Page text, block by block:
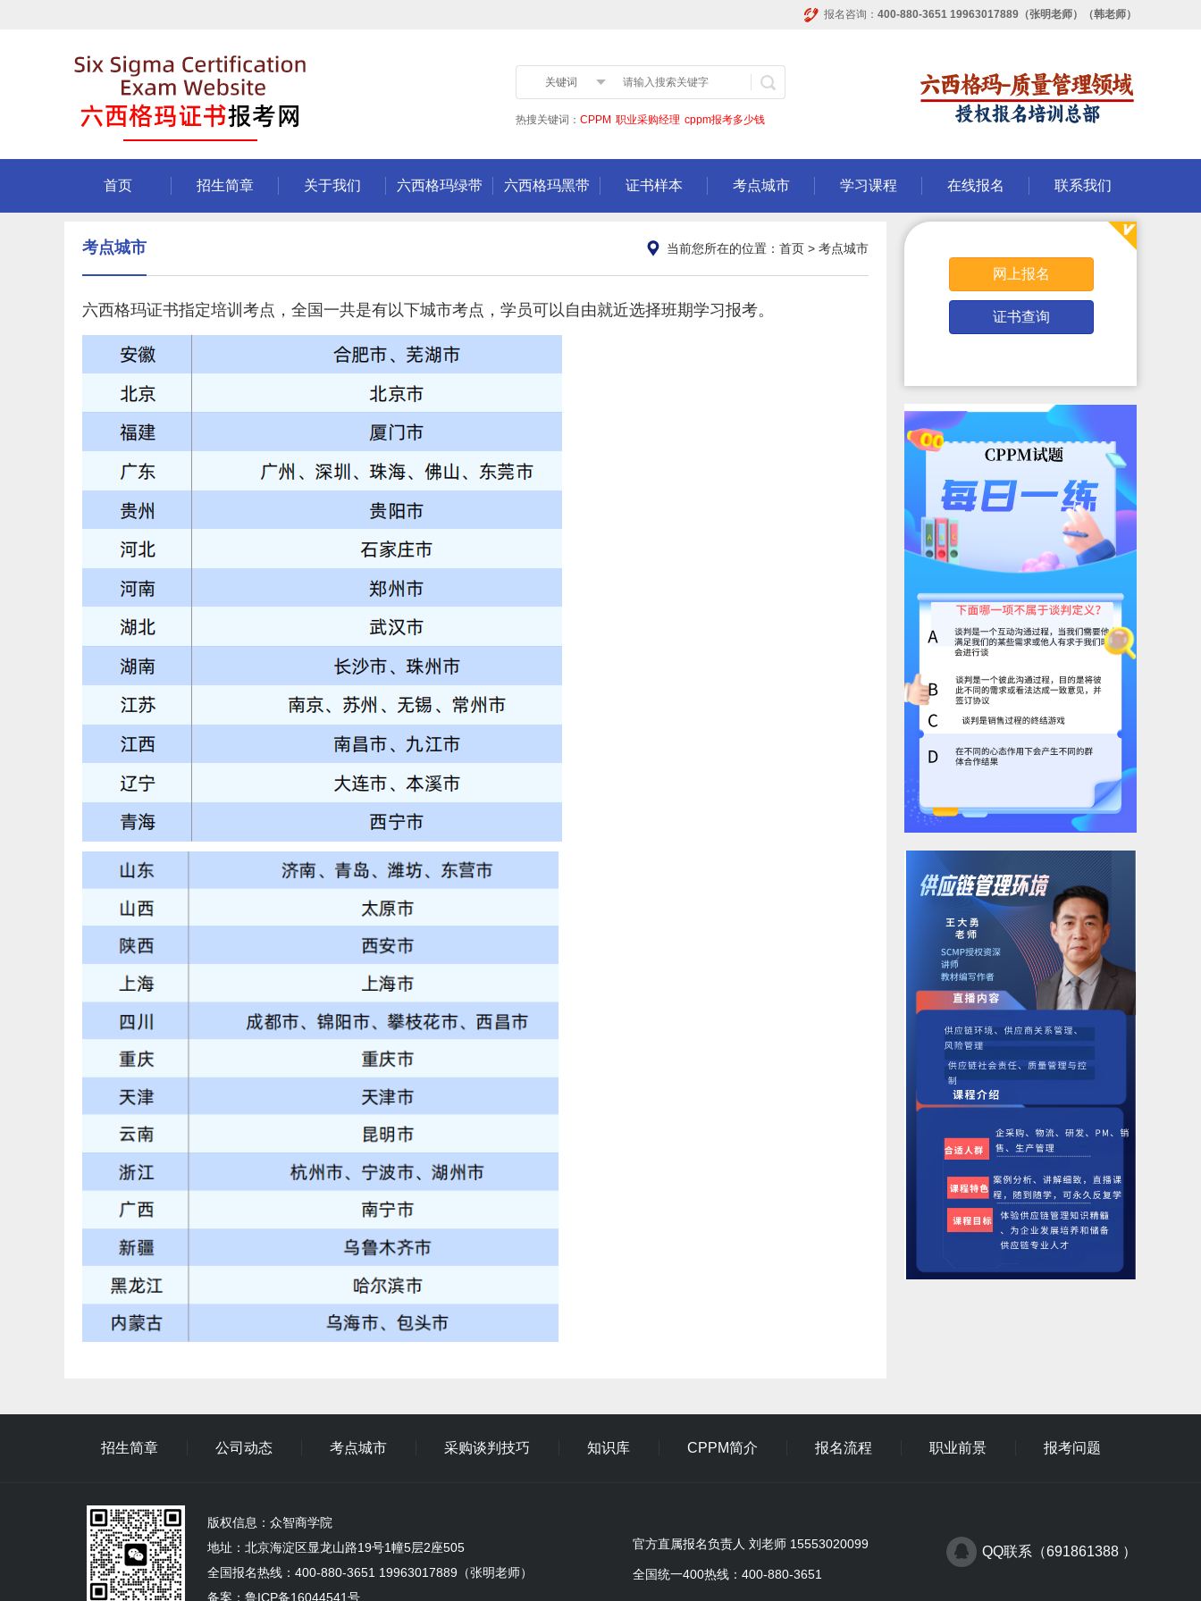
报名咨询： 400-880-3651 19963017889（张明老师）（韩老师）
关键词
热搜关键词： CPPM 职业采购经理 cppm报考多少钱
首页 招生简章 关于我们 六西格玛绿带 六西格玛黑带 证书样本 考点城市 学习课程 在线报名 联系我们
网上报名
证书查询
考点城市 当前您所在的位置： 首页 > 考点城市
六西格玛证书指定培训考点，全国一共是有以下城市考点，学员可以自由就近选择班期学习报考。
招生简章 公司动态 考点城市 采购谈判技巧 知识库 CPPM简介 报名流程 职业前景 报考问题
版权信息： 众智商学院
地址：北京海淀区显龙山路19号1幢5层2座505
全国报名热线：400-880-3651 19963017889（张明老师）
备案： 鲁ICP备16044541号
官方直属报名负责人 刘老师 15553020099
全国统一400热线：400-880-3651
QQ联系（691861388 ）